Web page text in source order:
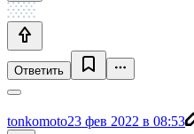
Ответить
tonkomoto23 фев 2022 в 08:53